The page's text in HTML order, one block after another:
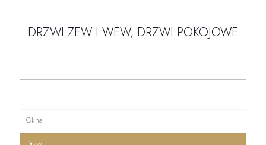
DRZWI ZEW I WEW, DRZWI POKOJOWE
Okna